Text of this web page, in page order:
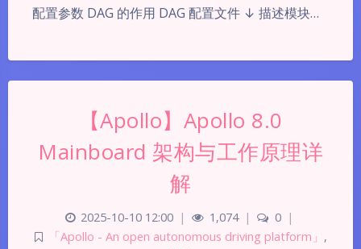
配置参数 DAG 的作用 DAG 配置文件 ↓ 描述模块…
【Apollo】Apollo 8.0
Mainboard 架构与工作原理详
解
2025-10-10 12:00 | 1,074 | 0
|
「Apollo - An open autonomous driving platform」 ,